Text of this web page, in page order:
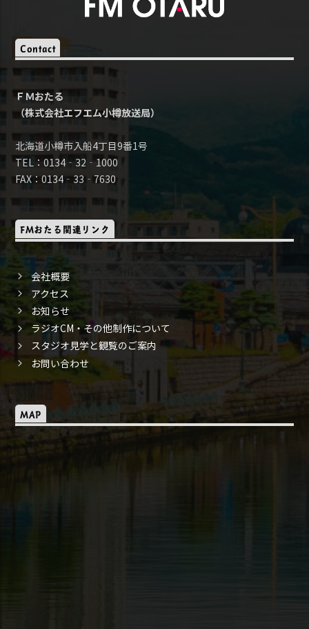
Contact
ＦＭおたる
（株式会社エフエム小樽放送局）
北海道小樽市入船4丁目9番1号
TEL：0134‐32‐1000
FAX：0134‐33‐7630
FMおたる関連リンク
会社概要
アクセス
お知らせ
ラジオCM・その他制作について
スタジオ見学と観覧のご案内
お問い合わせ
MAP